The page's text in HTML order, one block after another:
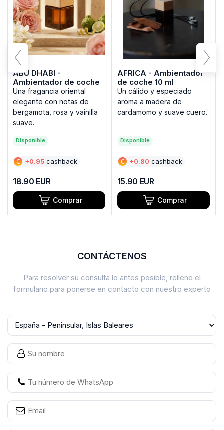
ABU DHABI -
Ambientador de coche
10 ml
Una fragancia oriental
elegante con notas de
bergamota, rosa y vainilla
suave.
Disponible
€ +0.95 cashback
18.90 EUR
Comprar
AFRICA - Ambientador
de coche 10 ml
Un cálido y especiado
aroma a madera de
cardamomo y suave cuero.
Disponible
€ +0.80 cashback
15.90 EUR
Comprar
CONTÁCTENOS
Para resolver su consulta lo antes posible, rellene el
formulario para ponerse en contacto con nuestro experto